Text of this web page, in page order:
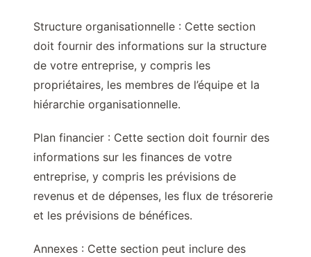
Structure organisationnelle : Cette section
doit fournir des informations sur la structure
de votre entreprise, y compris les
propriétaires, les membres de l’équipe et la
hiérarchie organisationnelle.
Plan financier : Cette section doit fournir des
informations sur les finances de votre
entreprise, y compris les prévisions de
revenus et de dépenses, les flux de trésorerie
et les prévisions de bénéfices.
Annexes : Cette section peut inclure des